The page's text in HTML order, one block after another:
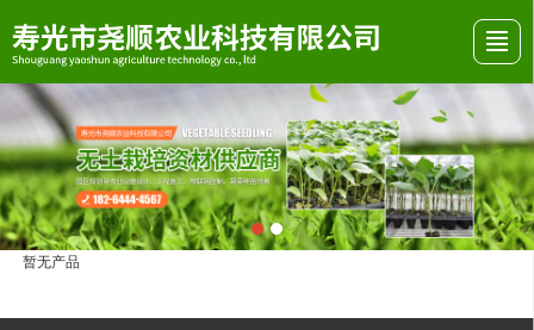
首页 关于我们 产品展示 行业资讯 留言反馈
暂无产品